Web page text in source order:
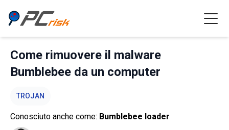
Come rimuovere il malware
Bumblebee da un computer
TROJAN
Conosciuto anche come: Bumblebee loader